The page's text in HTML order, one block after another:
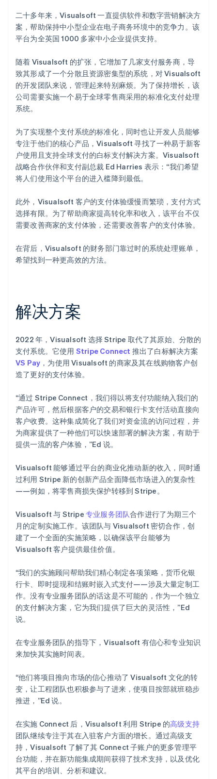
二十多年来，Visualsoft 一直提供软件和数字营销解决方
案，帮助保持中小型企业在电子商务环境中的竞争力。该
平台为全英国 1000 多家中小企业提供支持。
随着 Visualsoft 的扩张，它增加了几家支付服务商，导
致其形成了一个分散且资源密集型的系统，对 Visualsoft
的开发团队来说，管理起来特别麻烦。为了保持增长，该
公司需要实施一个易于全球零售商采用的标准化支付处理
系统。
为了实现整个支付系统的标准化，同时也让开发人员能够
专注于他们的核心产品，Visualsoft 寻找了一种易于新客
户使用且支持全球支付的白标支付解决方案。Visualsoft
战略合作伙伴和支付副总裁 Ed Harries 表示：“我们希望
将人们使用这个平台的进入槛降到最低。
此外，Visualsoft 客户的支付体验缓慢而繁琐，支付方式
选择有限。为了帮助商家提高转化率和收入，该平台不仅
需要改善商家的支付体验，还需要改善客户的支付体验。
在背后，Visualsoft 的财务部门靠过时的系统处理账单，
希望找到一种更高效的方法。
解决方案
2022 年，Visualsoft 选择 Stripe 取代了其原始、分散的
支付系统。它使用 Stripe Connect 推出了白标解决方案
VS Pay ，为使用 Visualsoft 的商家及其在线购物客户创
造了更好的支付体验。
“通过 Stripe Connect，我们得以将支付功能纳入我们的
产品许可，然后根据客户的交易和银行卡支付活动直接向
客户收费。这种集成简化了我们对资金流的访问过程，并
为商家提供了一种他们可以快速部署的解决方案，有助于
提供一流的客户体验，”Ed 说。
Visualsoft 能够通过平台的商业化推动新的收入，同时通
过利用 Stripe 新的创新产品全面降低市场进入的复杂性
——例如，将零售商损失保护转移到 Stripe。
Visualsoft 与 Stripe 专业服务团队合作进行了为期三个
月的定制实施工作。该团队与 Visualsoft 密切合作，创
建了一个全面的实施策略，以确保该平台能够为
Visualsoft 客户提供最佳价值。
“我们的实施顾问帮助我们精心制定各项策略，货币化银
行卡、即时提现和结账时嵌入式支付——涉及大量定制工
作。没有专业服务团队的话这是不可能的，作为一个独立
的支付解决方案，它为我们提供了巨大的灵活性，”Ed
说。
在专业服务团队的指导下，Visualsoft 有信心和专业知识
来加快其实施时间表。
“他们将项目推向市场的信心推动了 Visualsoft 文化的转
变，让工程团队也积极参与了进来，使项目按部就班稳步
推进，”Ed 说。
在实施 Connect 后，Visualsoft 利用 Stripe 的高级支持
团队继续专注于其在入驻客户方面的增长。通过高级支
持，Visualsoft 了解了其 Connect 子账户的更多管理平
台功能，并在新功能集成期间获得了技术支持，以及优化
其平台的培训、分析和建议。